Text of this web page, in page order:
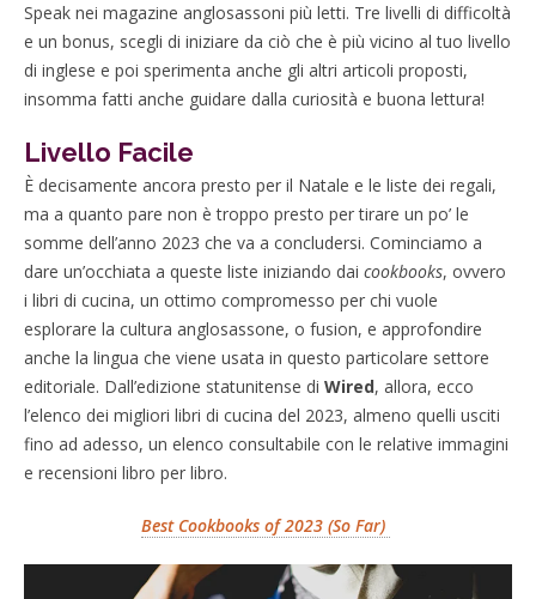
Speak nei magazine anglosassoni più letti. Tre livelli di difficoltà
e un bonus, scegli di iniziare da ciò che è più vicino al tuo livello
di inglese e poi sperimenta anche gli altri articoli proposti,
insomma fatti anche guidare dalla curiosità e buona lettura!
Livello Facile
È decisamente ancora presto per il Natale e le liste dei regali,
ma a quanto pare non è troppo presto per tirare un po’ le
somme dell’anno 2023 che va a concludersi. Cominciamo a
dare un’occhiata a queste liste iniziando dai cookbooks, ovvero
i libri di cucina, un ottimo compromesso per chi vuole
esplorare la cultura anglosassone, o fusion, e approfondire
anche la lingua che viene usata in questo particolare settore
editoriale. Dall’edizione statunitense di Wired, allora, ecco
l’elenco dei migliori libri di cucina del 2023, almeno quelli usciti
fino ad adesso, un elenco consultabile con le relative immagini
e recensioni libro per libro.
Best Cookbooks of 2023 (So Far)